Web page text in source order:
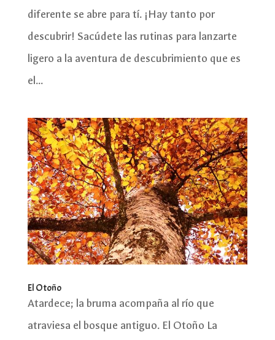
diferente se abre para tí. ¡Hay tanto por
descubrir! Sacúdete las rutinas para lanzarte
ligero a la aventura de descubrimiento que es
el...
El Otoño
Atardece; la bruma acompaña al río que
atraviesa el bosque antiguo. El Otoño La